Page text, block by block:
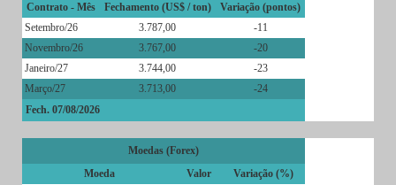
Contrato - Mês Fechamento (US$ / ton)
Variação (pontos)
Setembro/26
3.787,00
-11
Novembro/26
3.767,00
-20
Janeiro/27
3.744,00
-23
Março/27
3.713,00
-24
Fech. 07/08/2026
Moedas (Forex)
Moeda
Valor
Variação (%)